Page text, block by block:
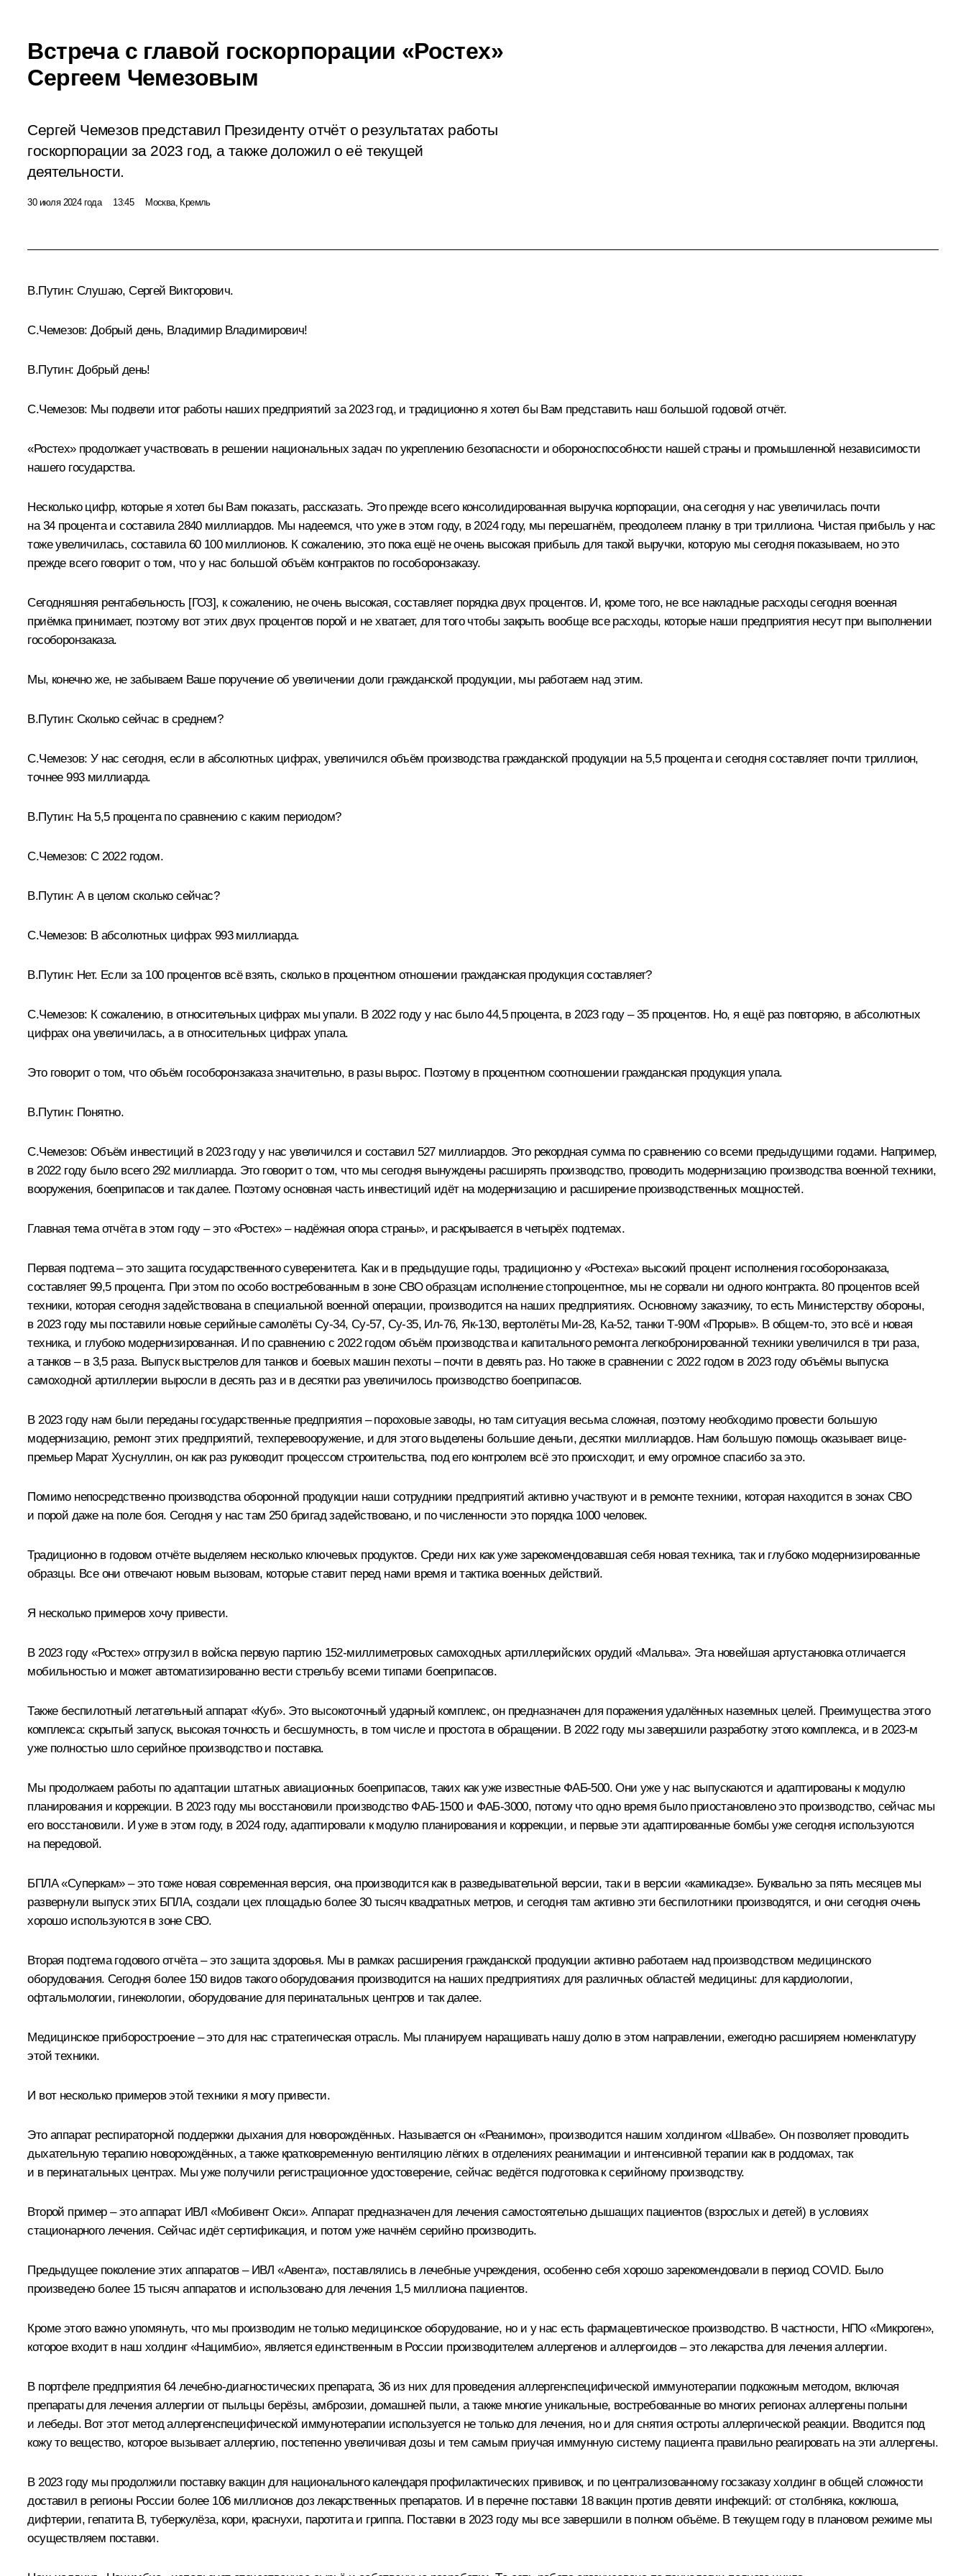
Встреча с главой госкорпорации «Ростех»
Сергеем Чемезовым
Сергей Чемезов представил Президенту отчёт о результатах работы
госкорпорации за 2023 год, а также доложил о её текущей
деятельности.
30 июля 2024 года 13:45 Москва, Кремль
В.Путин: Слушаю, Сергей Викторович.
С.Чемезов: Добрый день, Владимир Владимирович!
В.Путин: Добрый день!
С.Чемезов: Мы подвели итог работы наших предприятий за 2023 год, и традиционно я хотел бы Вам представить наш большой годовой отчёт.
«Ростех» продолжает участвовать в решении национальных задач по укреплению безопасности и обороноспособности нашей страны и промышленной независимости
нашего государства.
Несколько цифр, которые я хотел бы Вам показать, рассказать. Это прежде всего консолидированная выручка корпорации, она сегодня у нас увеличилась почти
на 34 процента и составила 2840 миллиардов. Мы надеемся, что уже в этом году, в 2024 году, мы перешагнём, преодолеем планку в три триллиона. Чистая прибыль у нас
тоже увеличилась, составила 60 100 миллионов. К сожалению, это пока ещё не очень высокая прибыль для такой выручки, которую мы сегодня показываем, но это
прежде всего говорит о том, что у нас большой объём контрактов по гособоронзаказу.
Сегодняшняя рентабельность [ГОЗ], к сожалению, не очень высокая, составляет порядка двух процентов. И, кроме того, не все накладные расходы сегодня военная
приёмка принимает, поэтому вот этих двух процентов порой и не хватает, для того чтобы закрыть вообще все расходы, которые наши предприятия несут при выполнении
гособоронзаказа.
Мы, конечно же, не забываем Ваше поручение об увеличении доли гражданской продукции, мы работаем над этим.
В.Путин: Сколько сейчас в среднем?
С.Чемезов: У нас сегодня, если в абсолютных цифрах, увеличился объём производства гражданской продукции на 5,5 процента и сегодня составляет почти триллион,
точнее 993 миллиарда.
В.Путин: На 5,5 процента по сравнению с каким периодом?
С.Чемезов: С 2022 годом.
В.Путин: А в целом сколько сейчас?
С.Чемезов: В абсолютных цифрах 993 миллиарда.
В.Путин: Нет. Если за 100 процентов всё взять, сколько в процентном отношении гражданская продукция составляет?
С.Чемезов: К сожалению, в относительных цифрах мы упали. В 2022 году у нас было 44,5 процента, в 2023 году – 35 процентов. Но, я ещё раз повторяю, в абсолютных
цифрах она увеличилась, а в относительных цифрах упала.
Это говорит о том, что объём гособоронзаказа значительно, в разы вырос. Поэтому в процентном соотношении гражданская продукция упала.
В.Путин: Понятно.
С.Чемезов: Объём инвестиций в 2023 году у нас увеличился и составил 527 миллиардов. Это рекордная сумма по сравнению со всеми предыдущими годами. Например,
в 2022 году было всего 292 миллиарда. Это говорит о том, что мы сегодня вынуждены расширять производство, проводить модернизацию производства военной техники,
вооружения, боеприпасов и так далее. Поэтому основная часть инвестиций идёт на модернизацию и расширение производственных мощностей.
Главная тема отчёта в этом году – это «Ростех» – надёжная опора страны», и раскрывается в четырёх подтемах.
Первая подтема – это защита государственного суверенитета. Как и в предыдущие годы, традиционно у «Ростеха» высокий процент исполнения гособоронзаказа,
составляет 99,5 процента. При этом по особо востребованным в зоне СВО образцам исполнение стопроцентное, мы не сорвали ни одного контракта. 80 процентов всей
техники, которая сегодня задействована в специальной военной операции, производится на наших предприятиях. Основному заказчику, то есть Министерству обороны,
в 2023 году мы поставили новые серийные самолёты Су-34, Су-57, Су-35, Ил-76, Як-130, вертолёты Ми-28, Ка-52, танки Т-90М «Прорыв». В общем-то, это всё и новая
техника, и глубоко модернизированная. И по сравнению с 2022 годом объём производства и капитального ремонта легкобронированной техники увеличился в три раза,
а танков – в 3,5 раза. Выпуск выстрелов для танков и боевых машин пехоты – почти в девять раз. Но также в сравнении с 2022 годом в 2023 году объёмы выпуска
самоходной артиллерии выросли в десять раз и в десятки раз увеличилось производство боеприпасов.
В 2023 году нам были переданы государственные предприятия – пороховые заводы, но там ситуация весьма сложная, поэтому необходимо провести большую
модернизацию, ремонт этих предприятий, техперевооружение, и для этого выделены большие деньги, десятки миллиардов. Нам большую помощь оказывает вице-
премьер Марат Хуснуллин, он как раз руководит процессом строительства, под его контролем всё это происходит, и ему огромное спасибо за это.
Помимо непосредственно производства оборонной продукции наши сотрудники предприятий активно участвуют и в ремонте техники, которая находится в зонах СВО
и порой даже на поле боя. Сегодня у нас там 250 бригад задействовано, и по численности это порядка 1000 человек.
Традиционно в годовом отчёте выделяем несколько ключевых продуктов. Среди них как уже зарекомендовавшая себя новая техника, так и глубоко модернизированные
образцы. Все они отвечают новым вызовам, которые ставит перед нами время и тактика военных действий.
Я несколько примеров хочу привести.
В 2023 году «Ростех» отгрузил в войска первую партию 152-миллиметровых самоходных артиллерийских орудий «Мальва». Эта новейшая артустановка отличается
мобильностью и может автоматизированно вести стрельбу всеми типами боеприпасов.
Также беспилотный летательный аппарат «Куб». Это высокоточный ударный комплекс, он предназначен для поражения удалённых наземных целей. Преимущества этого
комплекса: скрытый запуск, высокая точность и бесшумность, в том числе и простота в обращении. В 2022 году мы завершили разработку этого комплекса, и в 2023-м
уже полностью шло серийное производство и поставка.
Мы продолжаем работы по адаптации штатных авиационных боеприпасов, таких как уже известные ФАБ-500. Они уже у нас выпускаются и адаптированы к модулю
планирования и коррекции. В 2023 году мы восстановили производство ФАБ-1500 и ФАБ-3000, потому что одно время было приостановлено это производство, сейчас мы
его восстановили. И уже в этом году, в 2024 году, адаптировали к модулю планирования и коррекции, и первые эти адаптированные бомбы уже сегодня используются
на передовой.
БПЛА «Суперкам» – это тоже новая современная версия, она производится как в разведывательной версии, так и в версии «камикадзе». Буквально за пять месяцев мы
развернули выпуск этих БПЛА, создали цех площадью более 30 тысяч квадратных метров, и сегодня там активно эти беспилотники производятся, и они сегодня очень
хорошо используются в зоне СВО.
Вторая подтема годового отчёта – это защита здоровья. Мы в рамках расширения гражданской продукции активно работаем над производством медицинского
оборудования. Сегодня более 150 видов такого оборудования производится на наших предприятиях для различных областей медицины: для кардиологии,
офтальмологии, гинекологии, оборудование для перинатальных центров и так далее.
Медицинское приборостроение – это для нас стратегическая отрасль. Мы планируем наращивать нашу долю в этом направлении, ежегодно расширяем номенклатуру
этой техники.
И вот несколько примеров этой техники я могу привести.
Это аппарат респираторной поддержки дыхания для новорождённых. Называется он «Реанимон», производится нашим холдингом «Швабе». Он позволяет проводить
дыхательную терапию новорождённых, а также кратковременную вентиляцию лёгких в отделениях реанимации и интенсивной терапии как в роддомах, так
и в перинатальных центрах. Мы уже получили регистрационное удостоверение, сейчас ведётся подготовка к серийному производству.
Второй пример – это аппарат ИВЛ «Мобивент Окси». Аппарат предназначен для лечения самостоятельно дышащих пациентов (взрослых и детей) в условиях
стационарного лечения. Сейчас идёт сертификация, и потом уже начнём серийно производить.
Предыдущее поколение этих аппаратов – ИВЛ «Авента», поставлялись в лечебные учреждения, особенно себя хорошо зарекомендовали в период COVID. Было
произведено более 15 тысяч аппаратов и использовано для лечения 1,5 миллиона пациентов.
Кроме этого важно упомянуть, что мы производим не только медицинское оборудование, но и у нас есть фармацевтическое производство. В частности, НПО «Микроген»,
которое входит в наш холдинг «Нацимбио», является единственным в России производителем аллергенов и аллергоидов – это лекарства для лечения аллергии.
В портфеле предприятия 64 лечебно-диагностических препарата, 36 из них для проведения аллергенспецифической иммунотерапии подкожным методом, включая
препараты для лечения аллергии от пыльцы берёзы, амброзии, домашней пыли, а также многие уникальные, востребованные во многих регионах аллергены полыни
и лебеды. Вот этот метод аллергенспецифической иммунотерапии используется не только для лечения, но и для снятия остроты аллергической реакции. Вводится под
кожу то вещество, которое вызывает аллергию, постепенно увеличивая дозы и тем самым приучая иммунную систему пациента правильно реагировать на эти аллергены.
В 2023 году мы продолжили поставку вакцин для национального календаря профилактических прививок, и по централизованному госзаказу холдинг в общей сложности
доставил в регионы России более 106 миллионов доз лекарственных препаратов. И в перечне поставки 18 вакцин против девяти инфекций: от столбняка, коклюша,
дифтерии, гепатита В, туберкулёза, кори, краснухи, паротита и гриппа. Поставки в 2023 году мы все завершили в полном объёме. В текущем году в плановом режиме мы
осуществляем поставки.